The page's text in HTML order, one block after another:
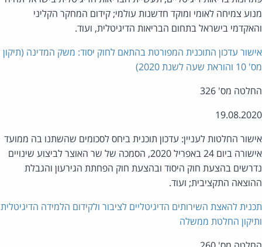
צמיחה לאומי ומוקד חדשנות עולמי; קידום המחקר הקליני
בישראל בתחום הבריאות הדיגיטלית, ועוד.
עדכון התוכנית המפורטת בהתאם לחוק יסוד: משק המדינה (תיקון
לשנת 2020)
מס' 326
החלטות לעניין: עדכון תוכנית ביחס לסכומים שהשתנו בה ממועד
אישורה ביום 24 באפריל 2020, הסמכה של שר האוצר לביצוע שינויים
בהצעת חוק היסוד ובהצעת חוק הפחתת הגירעון והגבלת
התקציבית; ועוד.
להאצת השירותים הדיגיטליים לציבור ולקידום הלמידה הדיגיטלית
החלטת ממשלה